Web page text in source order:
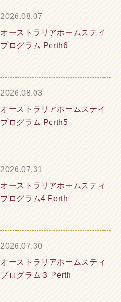
2026.08.07
オーストラリアホームステイ
プログラム Perth6
2026.08.03
オーストラリアホームステイ
プログラム Perth5
2026.07.31
オーストラリアホームスティ
プログラム4 Perth
2026.07.30
オーストラリアホームスティ
プログラム３ Perth